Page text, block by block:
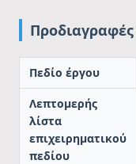
Πεδίο έργου
Λεπτομερής
λίστα
επιχειρηματικού
πεδίου